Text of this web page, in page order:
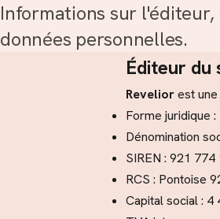
Informations sur
données personnelles.
Éditeur du
Reveliorest
Forme juridique
Dénomination
SIREN : 921 774
RCS : Pontoise
Capital social : 4